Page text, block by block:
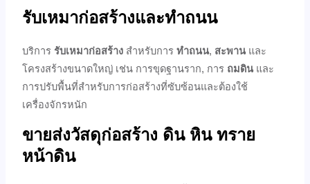
รับเหมาก่อสร้างและทำถนน
บริการรับเหมาก่อสร้าง สำหรับการทำถนน, สะพานและ
โครงสร้างขนาดใหญ่ เช่น การขุดฐานราก, การ ถมดินและ
การปรับพื้นที่สำหรับการก่อสร้างที่ซับซ้อนและต้องใช้
เครื่องจักรหนัก
ขายส่งวัสดุก่อสร้าง ดิน หิน ทราย
หน้าดิน